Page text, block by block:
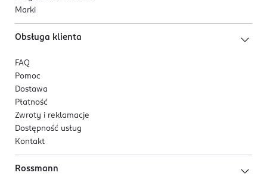
Marki
Obsługa klienta
FAQ
Pomoc
Dostawa
Płatność
Zwroty i reklamacje
Dostępność usług
Kontakt
Rossmann